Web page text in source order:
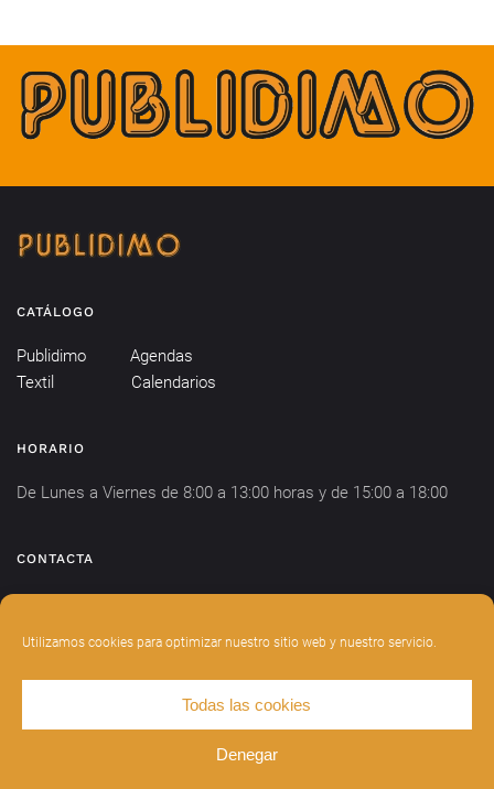
Utilizamos cookies para optimizar nuestro sitio web y nuestro servicio.
Todas las cookies
Denegar
CATÁLOGO
Publidimo
Agendas
Textil
Calendarios
HORARIO
De Lunes a Viernes de 8:00 a 13:00 horas y de 15:00 a 18:00
CONTACTA
POLÍTICA DE PRIVACIDAD